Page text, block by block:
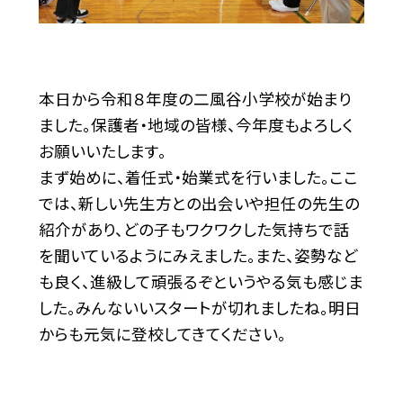
本日から令和８年度の二風谷小学校が始まり
ました。保護者・地域の皆様、今年度もよろしく
お願いいたします。
まず始めに、着任式・始業式を行いました。ここ
では、新しい先生方との出会いや担任の先生の
紹介があり、どの子もワクワクした気持ちで話
を聞いているようにみえました。また、姿勢など
も良く、進級して頑張るぞというやる気も感じま
した。みんないいスタートが切れましたね。明日
からも元気に登校してきてください。